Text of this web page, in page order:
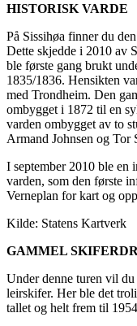
HISTORISK VARDE
På Sissihøa finner du
Dette skjedde i 2010 av
ble første gang brukt
1835/1836. Hensikten
med Trondheim. Den
ombygget i 1872 til en
varden ombygget av to
Armand Johnsen og Tor
I september 2010 ble en
varden, som den første
Verneplan for kart og
Kilde: Statens Kartverk
GAMMEL
Under denne turen vil
leirskifer. Her ble det
tallet og helt frem til